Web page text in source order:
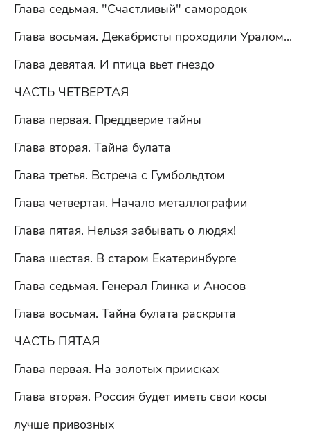
Глава седьмая. "Счастливый" самородок
Глава восьмая. Декабристы проходили Уралом...
Глава девятая. И птица вьет гнездо
ЧАСТЬ ЧЕТВЕРТАЯ
Глава первая. Преддверие тайны
Глава вторая. Тайна булата
Глава третья. Встреча с Гумбольдтом
Глава четвертая. Начало металлографии
Глава пятая. Нельзя забывать о людях!
Глава шестая. В старом Екатеринбурге
Глава седьмая. Генерал Глинка и Аносов
Глава восьмая. Тайна булата раскрыта
ЧАСТЬ ПЯТАЯ
Глава первая. На золотых приисках
Глава вторая. Россия будет иметь свои косы
лучше привозных